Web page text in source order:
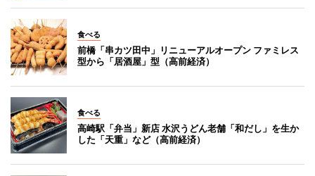
食べる
前橋「串カツ田中」リニューアルオープン ファミレス
型から「居酒屋」型（高前経済）
食べる
高崎駅「弁当」新店 水沢うどん老舗「和だし」を生か
した「天重」など（高前経済）